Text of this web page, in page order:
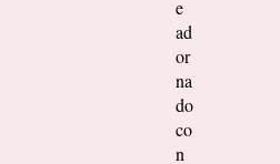
e
ad
or
na
do
co
n